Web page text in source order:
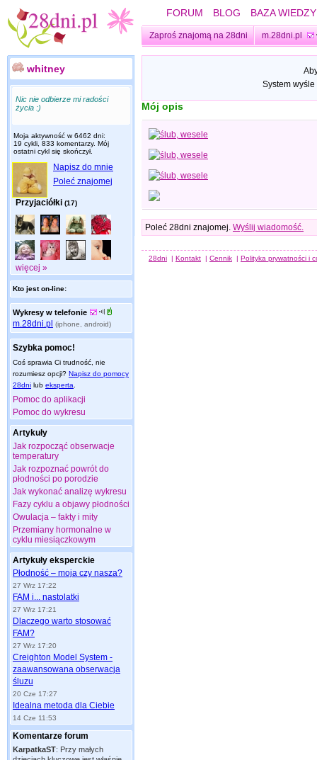
FORUM BLOG BAZA WIEDZY
Zaproś znajomą na 28dni m.28dni.pl
whitney
Nic nie odbierze mi radości
życia :)
Moja aktywność w 6462 dni:
19 cykli, 833 komentarzy. Mój
ostatni cykl się skończył.
Napisz do mnie
Poleć znajomej
Przyjaciółki (17)
więcej »
Kto jest on-line:
Wykresy w telefonie
m.28dni.pl (iphone, android)
Szybka pomoc!
Coś sprawia Ci trudność, nie
rozumiesz opcji? Napisz do pomocy
28dni lub eksperta
Pomoc do aplikacji
Pomoc do wykresu
Artykuły
Jak rozpocząć obserwacje
temperatury
Jak rozpoznać powrót do
płodności po porodzie
Jak wykonać analizę wykresu
Fazy cyklu a objawy płodności
Owulacja – fakty i mity
Przemiany hormonalne w
cyklu miesiączkowym
Artykuły eksperckie
Płodność – moja czy nasza?
27 Wrz 17:22
FAM i... nastolatki
27 Wrz 17:21
Dlaczego warto stosować
FAM?
27 Wrz 17:20
Creighton Model System -
zaawansowana obserwacja
śluzu
20 Cze 17:27
Idealna metoda dla Ciebie
14 Cze 11:53
Komentarze forum
KarpatkaST: Przy małych
System
Mój opis
Poleć 28dni znajomej. Wyślij wiadomość.
28dni | Kontakt | Cennik | Polityka prywatności i